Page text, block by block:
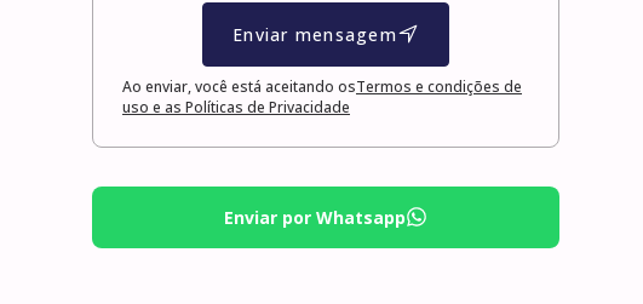
Enviar mensagem
Ao enviar, você está aceitando osTermos e condições de
uso e as Políticas de Privacidade
Enviar por Whatsapp